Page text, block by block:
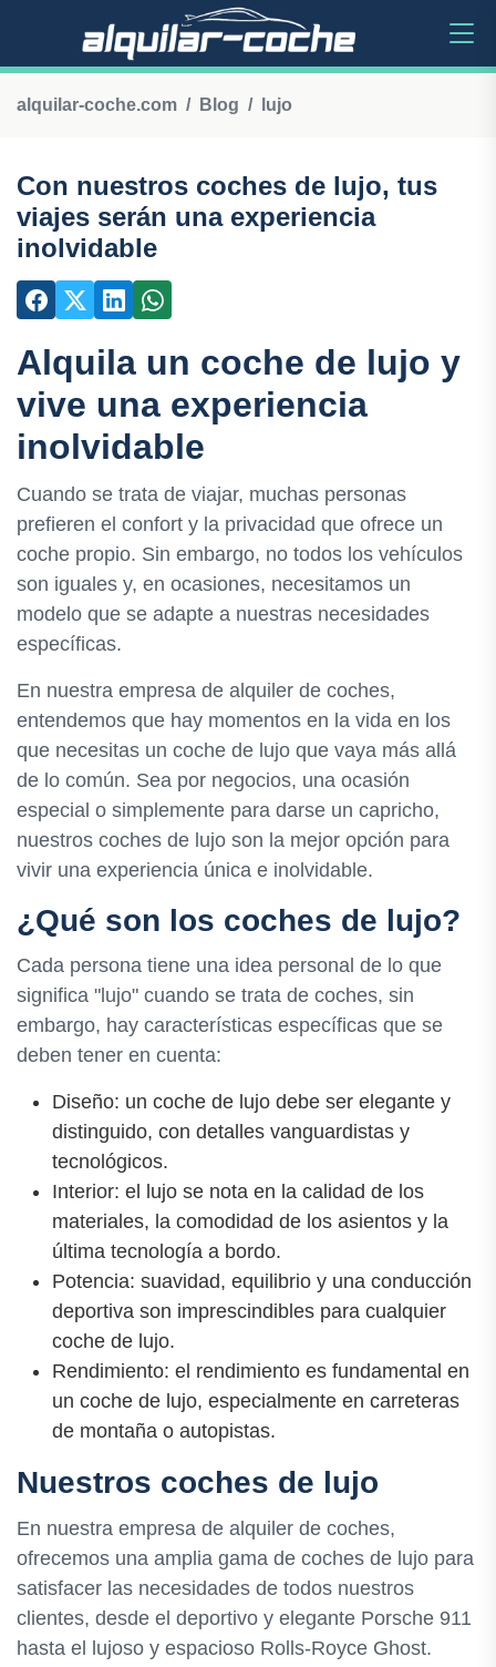
alquilar-coche.com Blog lujo
Con nuestros coches de lujo, tus
viajes serán una experiencia
inolvidable
Alquila un coche de lujo y
vive una experiencia
inolvidable
Cuando se trata de viajar, muchas personas
prefieren el confort y la privacidad que ofrece un
coche propio. Sin embargo, no todos los vehículos
son iguales y, en ocasiones, necesitamos un
modelo que se adapte a nuestras necesidades
específicas.
En nuestra empresa de alquiler de coches,
entendemos que hay momentos en la vida en los
que necesitas un coche de lujo que vaya más allá
de lo común. Sea por negocios, una ocasión
especial o simplemente para darse un capricho,
nuestros coches de lujo son la mejor opción para
vivir una experiencia única e inolvidable.
¿Qué son los coches de lujo?
Cada persona tiene una idea personal de lo que
significa "lujo" cuando se trata de coches, sin
embargo, hay características específicas que se
deben tener en cuenta:
Diseño: un coche de lujo debe ser elegante y
distinguido, con detalles vanguardistas y
tecnológicos.
Interior: el lujo se nota en la calidad de los
materiales, la comodidad de los asientos y la
última tecnología a bordo.
Potencia: suavidad, equilibrio y una conducción
deportiva son imprescindibles para cualquier
coche de lujo.
Rendimiento: el rendimiento es fundamental en
un coche de lujo, especialmente en carreteras
de montaña o autopistas.
Nuestros coches de lujo
En nuestra empresa de alquiler de coches,
ofrecemos una amplia gama de coches de lujo para
satisfacer las necesidades de todos nuestros
clientes, desde el deportivo y elegante Porsche 911
hasta el lujoso y espacioso Rolls-Royce Ghost.